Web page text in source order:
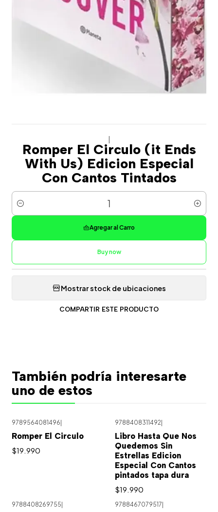
Romper El Circulo (it Ends
With Us) Edicion Especial
Con Cantos Tintados
Cantidad
Agregar al Carro
Buy now
Mostrar stock de ubicaciones
COMPARTIR ESTE PRODUCTO
También podría interesarte
uno de estos
9789564081496
Romper El Circulo
$19.990
9788408311492
Libro Hasta Que Nos
Quedemos Sin
Estrellas Edicion
Especial Con Cantos
pintados tapa dura
$19.990
9788408269755| 9788467079517|